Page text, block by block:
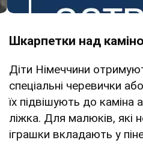
Шкарпетки над
Діти Німеччини
спеціальні черевички
їх підвішують до каміна
ліжка. Для малюків, які
іграшки вкладають у